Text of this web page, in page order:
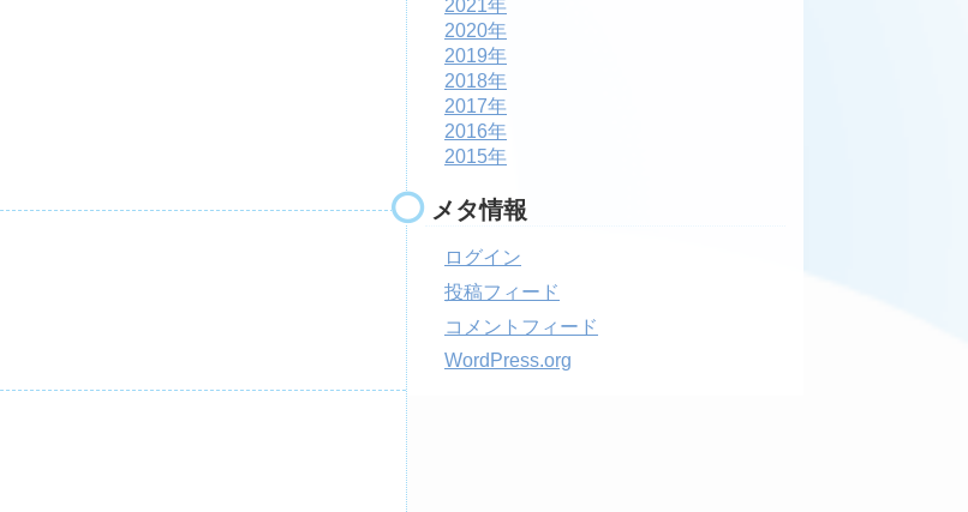
2021年
2020年
2019年
2018年
2017年
2016年
2015年
メタ情報
ログイン
投稿フィード
コメントフィード
WordPress.org